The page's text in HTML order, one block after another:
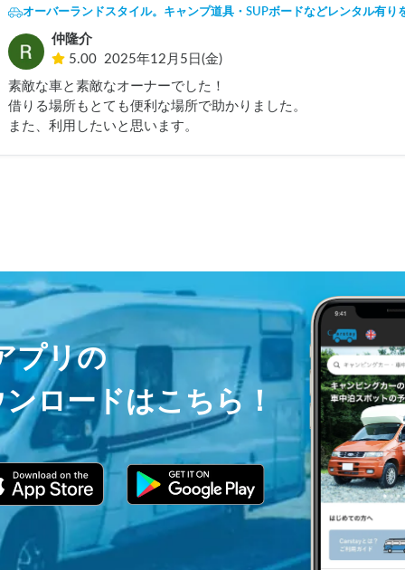
オーバーランドスタイル。キャンプ道具・SUPボードなどレンタル有り
仲隆介
5.00 2025年12月5日(金)
素敵な車と素敵なオーナーでした！
借りる場所もとても便利な場所で助かりました。
また、利用したいと思います。
プリの
ロードはこちら！